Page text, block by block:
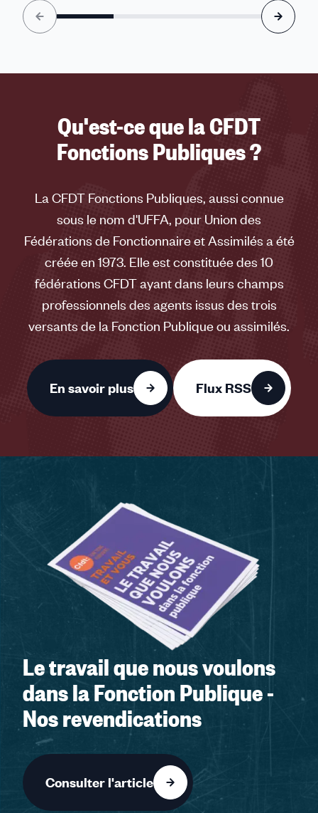
sur
Qu'est-ce que la CFDT
Fonctions Publiques ?
La CFDT Fonctions Publiques, aussi connue
sous le nom d'UFFA, pour Union des
Fédérations de Fonctionnaire et Assimilés a été
créée en 1973. Elle est constituée des 10
fédérations CFDT ayant dans leurs champs
professionnels des agents issus des trois
versants de la Fonction Publique ou assimilés.
En savoir plus Flux RSS
Le travail que nous voulons
dans la Fonction Publique -
Nos revendications
Consulter l'article